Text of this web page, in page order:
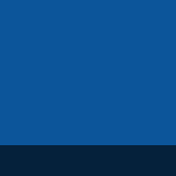
krijgt u